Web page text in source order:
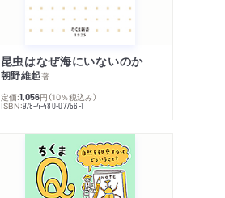
昆虫はなぜ海にいないのか
朝野維起著
定価:1,056円 （10％税込み）
ISBN:978-4-480-07756-1